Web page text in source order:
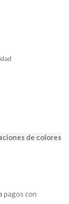
de colores
pagos con